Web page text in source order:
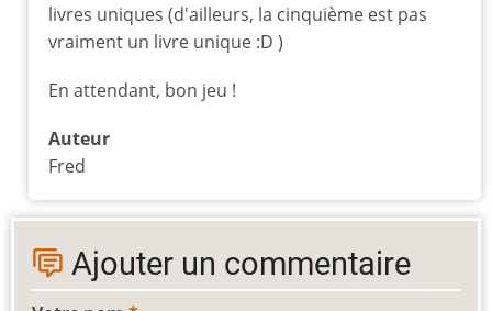
livres uniques (d'ailleurs, la cinquième est pas
vraiment un livre unique :D )
En attendant, bon jeu !
Auteur
Fred
Ajouter un commentaire